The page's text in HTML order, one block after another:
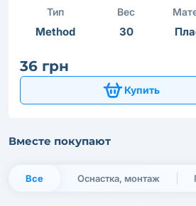
Тип
Method
Вес
30
36 грн
Купить
Вместе покупают
Все Оснастка, монтаж